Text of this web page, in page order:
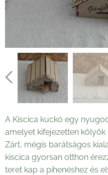
A Kiscica kuckó egy
amelyet kifejezetten kölyök
Zárt, mégis barátságos
kiscica gyorsan otthon
teret kap a pihenéshez és